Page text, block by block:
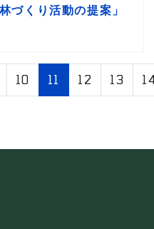
づくり活動の提案」
11 / 31
10 11 12 13